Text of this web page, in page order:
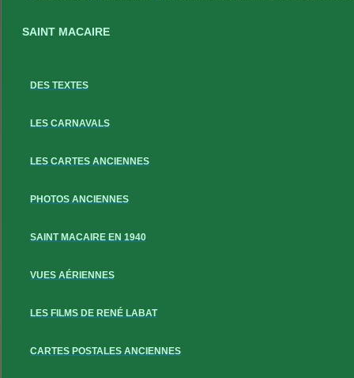
SAINT MACAIRE
DES TEXTES
LES CARNAVALS
LES CARTES ANCIENNES
PHOTOS ANCIENNES
SAINT MACAIRE EN 1940
VUES AÉRIENNES
LES FILMS DE RENÉ LABAT
CARTES POSTALES ANCIENNES